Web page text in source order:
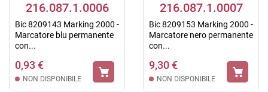
216.087.1.0006
Bic 8209143 Marking 2000 -
Marcatore blu permanente
con...
0,93 €
NON DISPONIBILE
216.087.1.0007
Bic 8209153 Marking 2000 -
Marcatore nero permanente
con...
9,30 €
NON DISPONIBILE